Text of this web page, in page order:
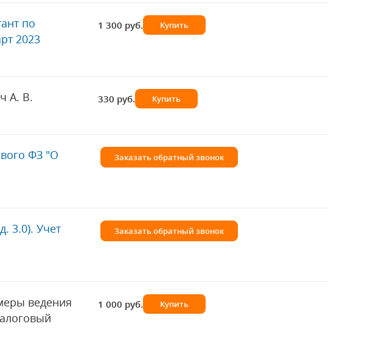
по
2023
1 300 руб. Купить
А. В. 330 руб. Купить
ФЗ "О
Заказать обратный звонок
3.0). Учет
Заказать обратный звонок
ведения
1 000 руб. Купить